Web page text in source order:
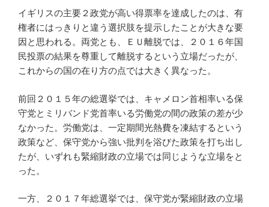
イギリスの主要２政党が高い得票率を達成したのは、有
権者にはっきりと違う選択肢を提示したことが大きな要
因と思われる。両党とも、ＥＵ離脱では、２０１６年国
民投票の結果を尊重して離脱するという立場だったが、
これからの国の在り方の点では大きく異なった。
前回２０１５年の総選挙では、キャメロン首相率いる保
守党とミリバンド党首率いる労働党の間の政策の差が少
なかった。労働党は、一定期間光熱費を凍結するという
政策など、保守党から強い批判を浴びた政策を打ち出し
たが、いずれも緊縮財政の立場では同じような立場をと
った。
一方、２０１７年総選挙では、保守党が緊縮財政の立場